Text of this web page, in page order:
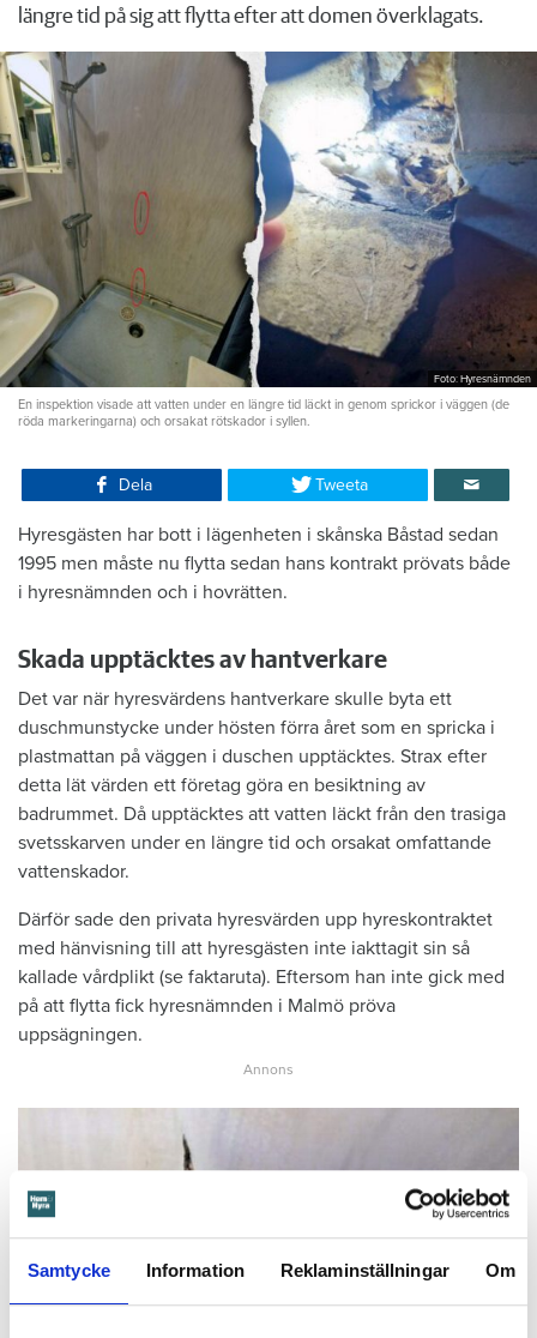
Samtycke Information Reklaminställningar Om
längre tid på sig att flytta efter att domen överklagats.
Foto: Hyresnämnden
En inspektion visade att vatten under en längre tid läckt in genom sprickor i väggen (de
röda markeringarna) och orsakat rötskador i syllen.
Dela Tweeta
Hyresgästen har bott i lägenheten i skånska Båstad sedan
1995 men måste nu flytta sedan hans kontrakt prövats både
i hyresnämnden och i hovrätten.
Skada upptäcktes av hantverkare
Det var när hyresvärdens hantverkare skulle byta ett
duschmunstycke under hösten förra året som en spricka i
plastmattan på väggen i duschen upptäcktes. Strax efter
detta lät värden ett företag göra en besiktning av
badrummet. Då upptäcktes att vatten läckt från den trasiga
svetsskarven under en längre tid och orsakat omfattande
vattenskador.
Därför sade den privata hyresvärden upp hyreskontraktet
med hänvisning till att hyresgästen inte iakttagit sin så
kallade vårdplikt (se faktaruta). Eftersom han inte gick med
på att flytta fick hyresnämnden i Malmö pröva
uppsägningen.